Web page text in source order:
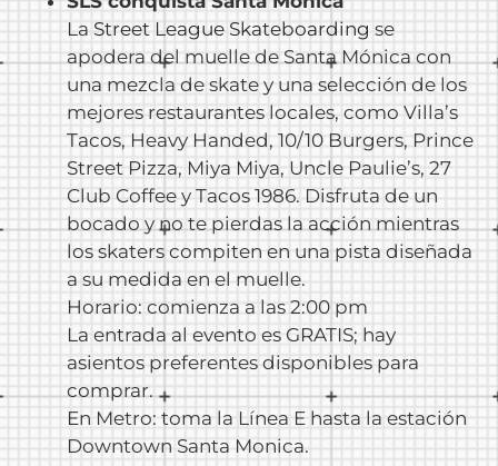
La Street League Skateboarding se
apodera del muelle de Santa Mónica con
una mezcla de skate y una selección de los
mejores restaurantes locales, como Villa’s
Tacos, Heavy Handed, 10/10 Burgers, Prince
Street Pizza, Miya Miya, Uncle Paulie’s, 27
Club Coffee y Tacos 1986. Disfruta de un
bocado y no te pierdas la acción mientras
los skaters compiten en una pista diseñada
a su medida en el muelle.
Horario: comienza a las 2:00 pm
La entrada al evento es GRATIS; hay
asientos preferentes disponibles para
comprar.
En Metro: toma la Línea E hasta la estación
Downtown Santa Monica.